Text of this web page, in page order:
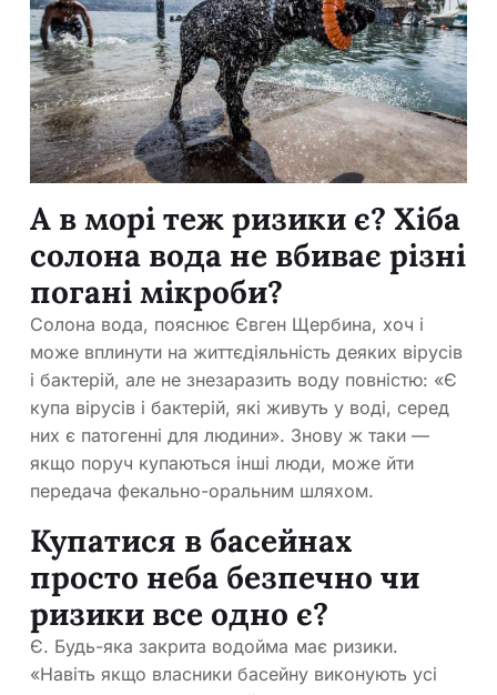
А в морі теж ризики є? Хіба
солона вода не вбиває різні
погані мікроби?
Солона вода, пояснює Євген Щербина, хоч і
може вплинути на життєдіяльність деяких вірусів
і бактерій, але не знезаразить воду повністю: «Є
купа вірусів і бактерій, які живуть у воді, серед
них є патогенні для людини». Знову ж таки —
якщо поруч купаються інші люди, може йти
передача фекально-оральним шляхом.
Купатися в басейнах
просто неба безпечно чи
ризики все одно є?
Є. Будь-яка закрита водойма має ризики.
«Навіть якщо власники басейну виконують усі